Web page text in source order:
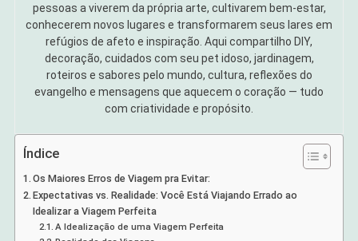
pessoas a viverem da própria arte, cultivarem bem-estar,
conhecerem novos lugares e transformarem seus lares em
refúgios de afeto e inspiração. Aqui compartilho DIY,
decoração, cuidados com seu pet idoso, jardinagem,
roteiros e sabores pelo mundo, cultura, reflexões do
evangelho e mensagens que aquecem o coração — tudo
com criatividade e propósito.
Índice
Os Maiores Erros de Viagem pra Evitar:
Expectativas vs. Realidade: Você Está Viajando Errado ao
Idealizar a Viagem Perfeita
A Idealização de uma Viagem Perfeita